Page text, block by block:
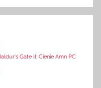
Gate II: Cienie Amn PC